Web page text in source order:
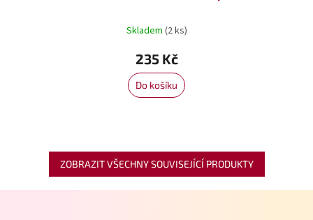
Skladem (2 ks)
235 Kč
Do košíku
ZOBRAZIT VŠECHNY SOUVISEJÍCÍ PRODUKTY